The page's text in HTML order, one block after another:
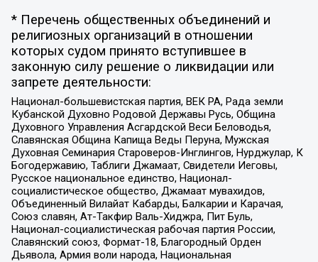
* Перечень общественных объединений и
религиозных организаций в отношении
которых судом принято вступившее в
законную силу решение о ликвидации или
запрете деятельности:
Национал-большевистская партия, ВЕК РА, Рада земли
Кубанской Духовно Родовой Державы Русь, Община
Духовного Управления Асгардской Веси Беловодья,
Славянская Община Капища Веды Перуна, Мужская
Духовная Семинария Староверов-Инглингов, Нурджулар, К
Богодержавию, Таблиги Джамаат, Свидетели Иеговы,
Русское национальное единство, Национал-
социалистическое общество, Джамаат мувахидов,
Объединенный Вилайат Кабарды, Балкарии и Карачая,
Союз славян, Ат-Такфир Валь-Хиджра, Пит Буль,
Национал-социалистическая рабочая партия России,
Славянский союз, Формат-18, Благородный Орден
Дьявола, Армия воли народа, Национальная